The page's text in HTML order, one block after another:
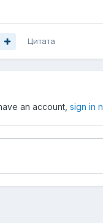
Цитата
an account, sign in